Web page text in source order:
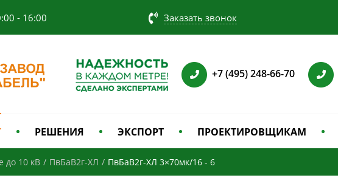
- 16:00 Заказать звонок
+7 (495) 248-66-70
РЕШЕНИЯ ЭКСПОРТ ПРОЕКТИРОВЩИКАМ
до 10 кВ / ПвБаВ2г-ХЛ / ПвБаВ2г-ХЛ 3×70мк/16 - 6